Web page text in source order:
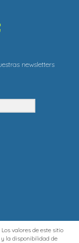
newsletters
valores de este sitio
la disponibilidad de